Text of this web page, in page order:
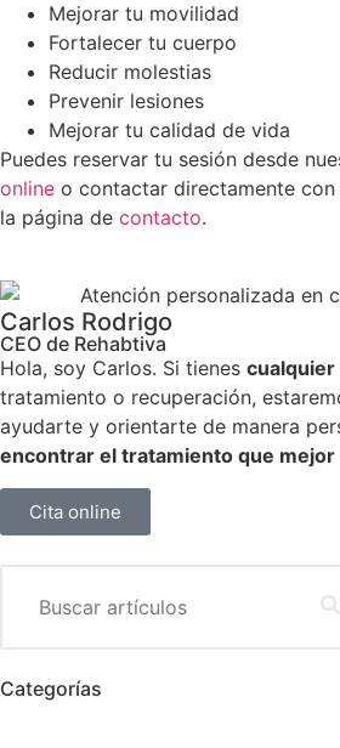
Mejorar tu movilidad
Fortalecer tu cuerpo
Reducir molestias
Prevenir lesiones
Mejorar tu calidad de vida
Puedes reservar tu sesión desde
online o contactar directamente
la página de contacto.
Carlos Rodrigo
CEO de Rehabtiva
Hola, soy Carlos. Si tienes cualquier
tratamiento o recuperación,
ayudarte y orientarte de manera
encontrar el tratamiento que mejor
Cita online
Categorías